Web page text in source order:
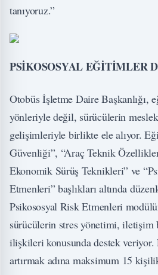
tanıyoruz.”
PSİKOSOSYAL EĞİTİMLER
Otobüs İşletme Daire Başkanlığı,
yönleriyle değil, sürücülerin
gelişimleriyle birlikte ele alıyor.
Güvenliği”, “Araç Teknik
Ekonomik Sürüş Teknikleri” ve
Etmenleri” başlıkları altında
Psikososyal Risk Etmenleri
sürücülerin stres yönetimi, iletişim
ilişkileri konusunda destek
artırmak adına maksimum 15